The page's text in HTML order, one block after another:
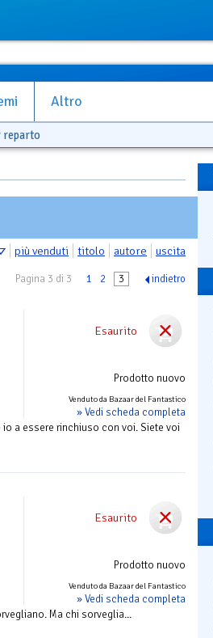
Altro
reparto
più venduti titolo autore uscita
Pagina 3 di 3 1 2 3 indietro
Esaurito
Prodotto nuovo
Venduto da Bazaar del Fantastico
» Vedi scheda completa
a essere rinchiuso con voi. Siete voi
Esaurito
Prodotto nuovo
Venduto da Bazaar del Fantastico
» Vedi scheda completa
Ma chi sorveglia...